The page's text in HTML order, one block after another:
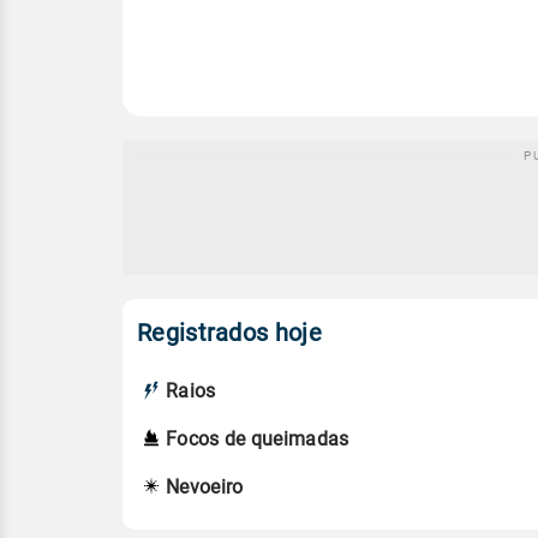
Registrados hoje
Raios
Focos de queimadas
Nevoeiro